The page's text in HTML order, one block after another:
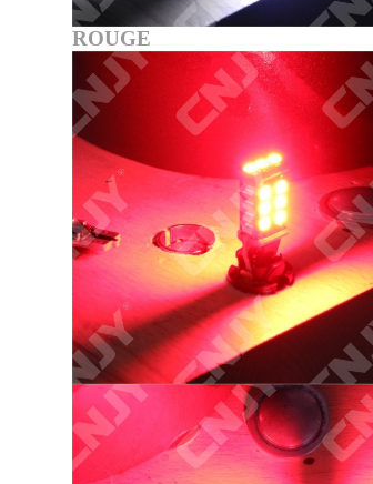
ROUGE